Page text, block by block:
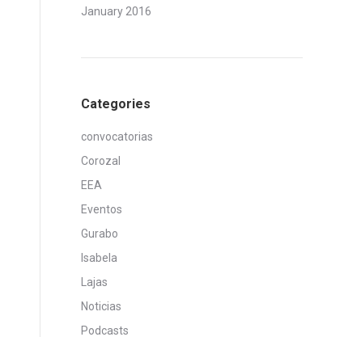
January 2016
Categories
convocatorias
Corozal
EEA
Eventos
Gurabo
Isabela
Lajas
Noticias
Podcasts